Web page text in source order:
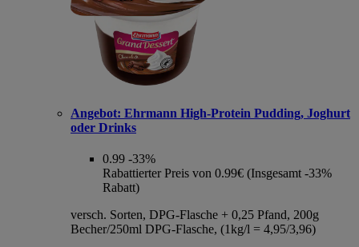
Angebot: Ehrmann High-Protein Pudding, Joghurt
oder Drinks
0.99 -33%
Rabattierter Preis von 0.99€ (Insgesamt -33%
Rabatt)
versch. Sorten, DPG-Flasche + 0,25 Pfand, 200g
Becher/250ml DPG-Flasche, (1kg/l = 4,95/3,96)